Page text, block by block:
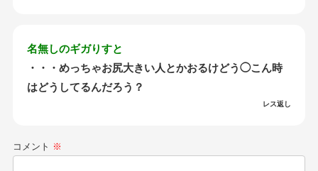
名無しのギガりすと
・・・めっちゃお尻大きい人とかおるけどう◯こん時
はどうしてるんだろう？
レス返し
コメント ※